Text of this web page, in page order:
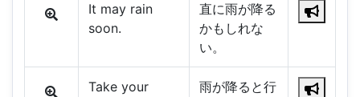
It may rain
soon.
直に雨が降る
かもしれな
い。
Take your
雨が降ると行